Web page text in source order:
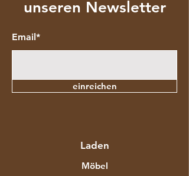
unseren Newsletter
Email*
einreichen
Laden
Möbel